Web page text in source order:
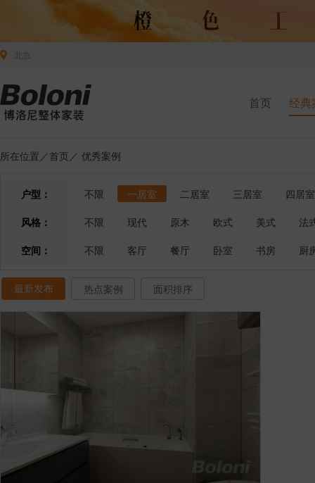
首页 经典
所在位置／首页 ／ 优秀案例
户型： 不限 一居室 二居室 三居室
四居室
风格：
不限 现代 原木 欧式 美式
法
空间：
不限 客厅 餐厅 卧室 书房 厨
最新发布 热点案例 面积排序